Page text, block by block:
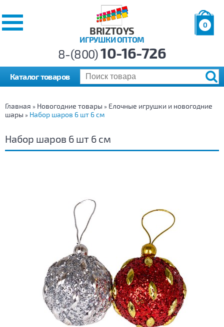
BRIZTOYS
ИГРУШКИ ОПТОМ
0
р.
8-(800)10-16-726
Каталог товаров
Главная » Новогодние товары » Елочные игрушки и новогодние
шары » Набор шаров 6 шт 6 см
Набор шаров 6 шт 6 см